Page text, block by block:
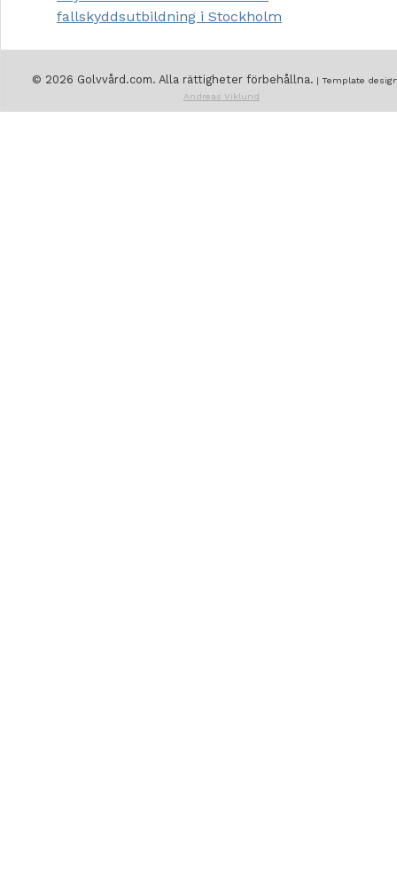
fallskyddsutbildning i Stockholm
© 2026 Golvvård.com. Alla rättigheter förbehållna. | Template
Andreas Viklund